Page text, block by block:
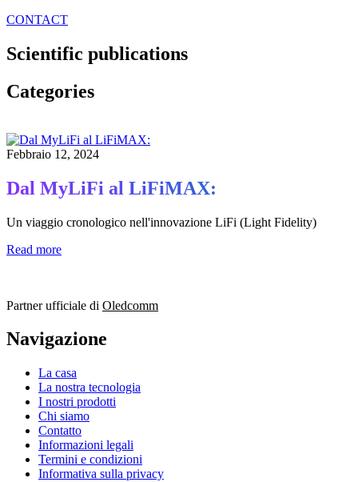
CONTACT
Scientific publications
Categories
Febbraio 12, 2024
Dal MyLiFi al LiFiMAX:
Un viaggio cronologico nell'innovazione LiFi (Light Fidelity)
Read more
Partner ufficiale di Oledcomm
Navigazione
La casa
La nostra tecnologia
I nostri prodotti
Chi siamo
Contatto
Informazioni legali
Termini e condizioni
Informativa sulla privacy